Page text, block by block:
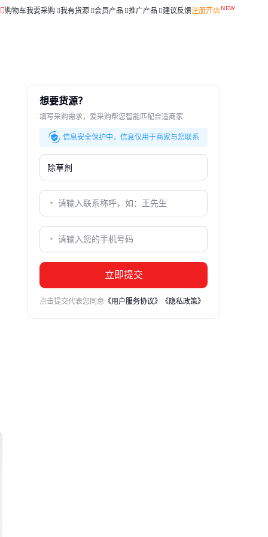
购物车我要采购 我有货源 会员产品 推广产品 建议反馈注册开店
想要货源？
填写采购需求，爱采购帮您智能匹配合适商家
信息安全保护中，信息仅用于商家与您联系
立即提交
点击提交代表您同意 《用户服务协议》 《隐私政策》